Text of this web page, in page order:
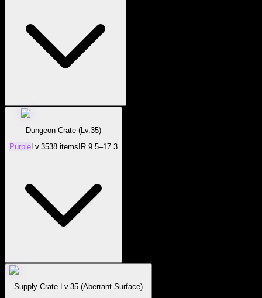
Dungeon Crate (Lv.35)
PurpleLv.3538 items IR 9.5–17.3
Supply Crate Lv.35 (Aberrant Surface)